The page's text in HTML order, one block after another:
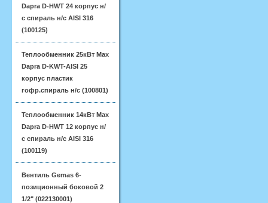
Dapra D-HWT 24 корпус н/
с спираль н/с AISI 316
(100125)
Теплообменник 25кВт Max
Dapra D-KWT-AISI 25
корпус пластик
гофр.спираль н/с (100801)
Теплообменник 14кВт Max
Dapra D-HWT 12 корпус н/
с спираль н/с AISI 316
(100119)
Вентиль Gemas 6-
позиционный боковой 2
1/2" (022130001)